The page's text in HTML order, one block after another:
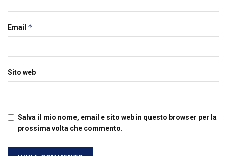
Email *
Sito web
Salva il mio nome, email e sito web in questo browser per la
prossima volta che commento.